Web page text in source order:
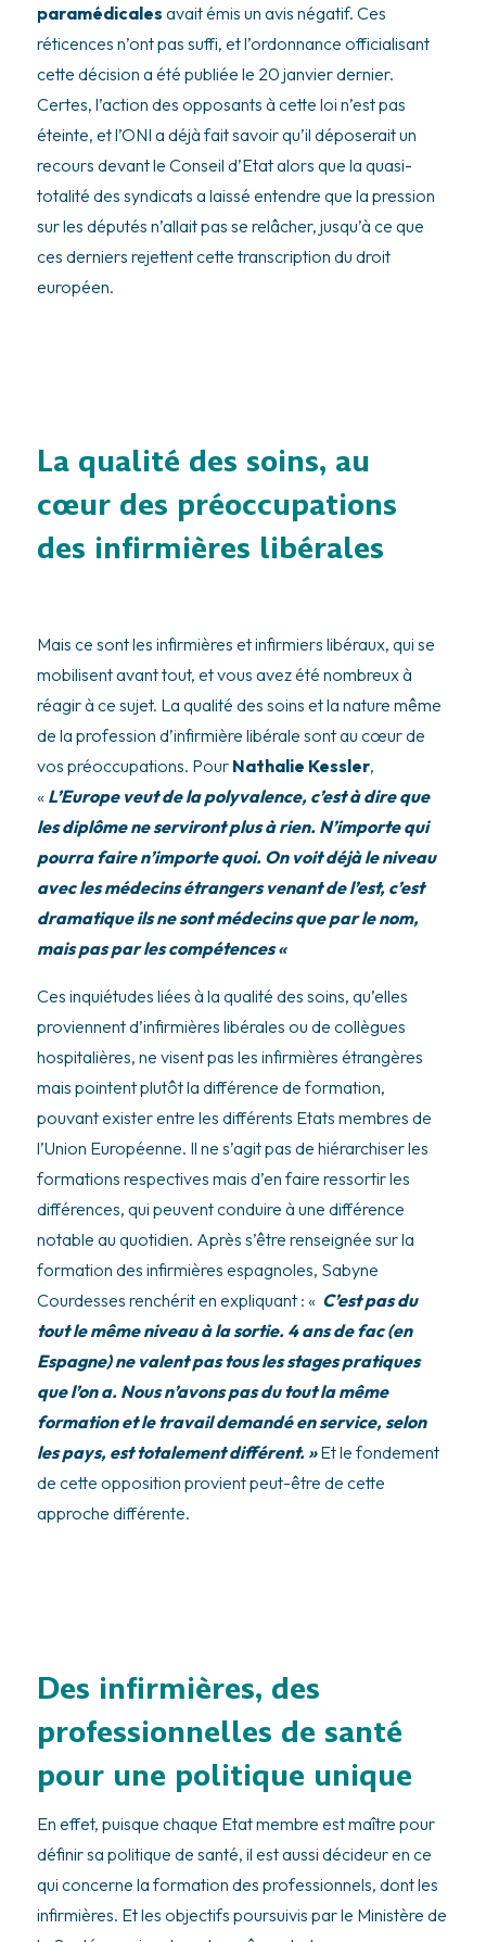
paramédicales avait émis un avis négatif. Ces
réticences n’ont pas suffi, et l’ordonnance officialisant
cette décision a été publiée le 20 janvier dernier.
Certes, l’action des opposants à cette loi n’est pas
éteinte, et l’ONI a déjà fait savoir qu’il déposerait un
recours devant le Conseil d’Etat alors que la quasi-
totalité des syndicats a laissé entendre que la pression
sur les députés n’allait pas se relâcher, jusqu’à ce que
ces derniers rejettent cette transcription du droit
européen.
La qualité des soins, au
cœur des préoccupations
des infirmières libérales
Mais ce sont les infirmières et infirmiers libéraux, qui se
mobilisent avant tout, et vous avez été nombreux à
réagir à ce sujet. La qualité des soins et la nature même
de la profession d’infirmière libérale sont au cœur de
vos préoccupations. Pour Nathalie Kessler,
« L’Europe veut de la polyvalence, c’est à dire que
les diplôme ne serviront plus à rien. N’importe qui
pourra faire n’importe quoi. On voit déjà le niveau
avec les médecins étrangers venant de l’est, c’est
dramatique ils ne sont médecins que par le nom,
mais pas par les compétences «
Ces inquiétudes liées à la qualité des soins, qu’elles
proviennent d’infirmières libérales ou de collègues
hospitalières, ne visent pas les infirmières étrangères
mais pointent plutôt la différence de formation,
pouvant exister entre les différents Etats membres de
l’Union Européenne. Il ne s’agit pas de hiérarchiser les
formations respectives mais d’en faire ressortir les
différences, qui peuvent conduire à une différence
notable au quotidien. Après s’être renseignée sur la
formation des infirmières espagnoles, Sabyne
Courdesses renchérit en expliquant : « C’est pas du
tout le même niveau à la sortie. 4 ans de fac (en
Espagne) ne valent pas tous les stages pratiques
que l’on a. Nous n’avons pas du tout la même
formation et le travail demandé en service, selon
les pays, est totalement différent. »Et le fondement
de cette opposition provient peut-être de cette
approche différente.
Des infirmières, des
professionnelles de santé
pour une politique unique
En effet, puisque chaque Etat membre est maître pour
définir sa politique de santé, il est aussi décideur en ce
qui concerne la formation des professionnels, dont les
infirmières. Et les objectifs poursuivis par le Ministère de